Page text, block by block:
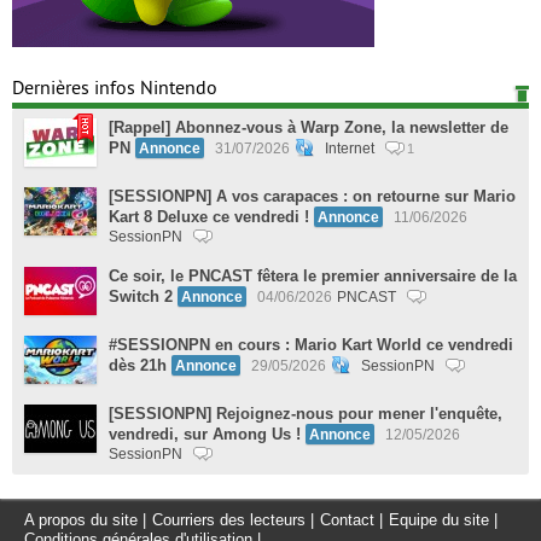
Dernières infos Nintendo
[Rappel] Abonnez-vous à Warp Zone, la newsletter de
PN
Annonce 31/07/2026 Internet 1
[SESSIONPN] A vos carapaces : on retourne sur Mario
Kart 8 Deluxe ce vendredi !
Annonce
11/06/2026
SessionPN
Ce soir, le PNCAST fêtera le premier anniversaire de la
Switch 2 Annonce 04/06/2026 PNCAST
#SESSIONPN en cours : Mario Kart World ce vendredi
dès 21h Annonce 29/05/2026 SessionPN
[SESSIONPN] Rejoignez-nous pour mener l'enquête,
vendredi, sur Among Us !
Annonce
12/05/2026
SessionPN
A propos du site Courriers des lecteurs Contact Equipe du site